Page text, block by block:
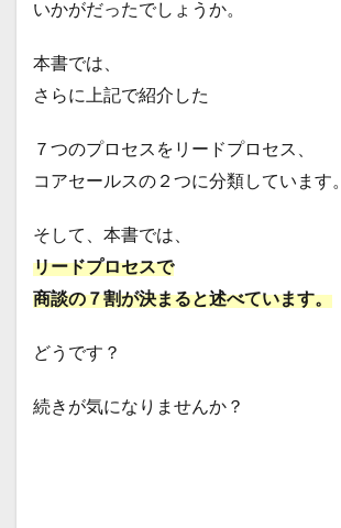
いかがだったでしょうか。
本書では、
さらに上記で紹介した
７つのプロセスをリードプロセス、
コアセールスの２つに分類しています。
そして、本書では、
リードプロセスで
商談の７割が決まると述べています。
どうです？
続きが気になりませんか？